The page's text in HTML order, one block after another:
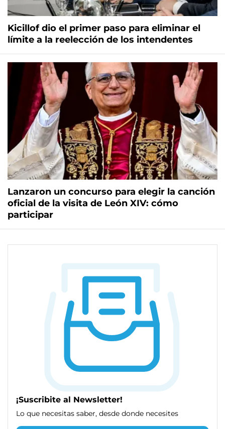
Kicillof dio el primer paso para eliminar el
límite a la reelección de los intendentes
Lanzaron un concurso para elegir la canción
oficial de la visita de León XIV: cómo
participar
¡Suscribite al Newsletter!
Lo que necesitas saber, desde donde necesites